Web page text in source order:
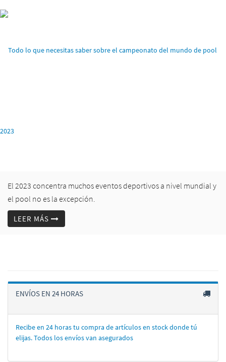
El 2023 concentra muchos eventos deportivos a nivel mundial y
el pool no es la excepción.
LEER MÁS
ENVÍOS EN 24 HORAS
Recibe en 24 horas tu compra de artí­culos en stock donde tú
elijas. Todos los enví­os van asegurados